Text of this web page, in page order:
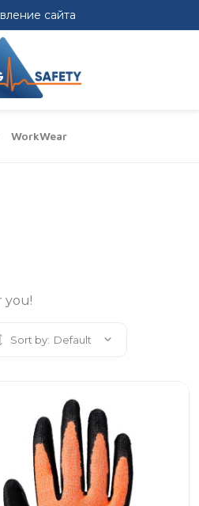
сайта
WorkWear
you!
Sort by: Default